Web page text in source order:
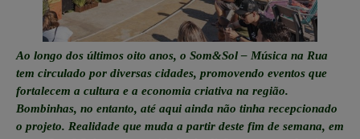
Ao longo dos últimos oito anos, o Som&Sol – Música na Rua
tem circulado por diversas cidades, promovendo eventos que
fortalecem a cultura e a economia criativa na região.
Bombinhas, no entanto, até aqui ainda não tinha recepcionado
o projeto. Realidade que muda a partir deste fim de semana, em